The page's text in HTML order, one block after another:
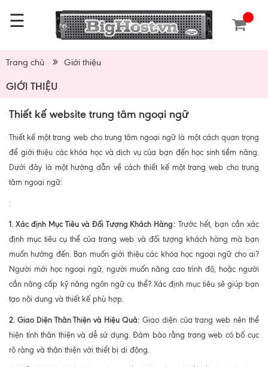
☰
Trang chủ Giới thiệu
GIỚI THIỆU
Thiết kế website trung tâm ngoại ngữ
Thiết kế một trang web cho trung tâm ngoại ngữ là một cách quan trọng
để giới thiệu các khóa học và dịch vụ của bạn đến học sinh tiềm năng.
Dưới đây là một hướng dẫn về cách thiết kế một trang web cho trung
tâm ngoại ngữ:
:
1. Xác định Mục Tiêu và Đối Tượng Khách Hàng: Trước hết, bạn cần xác
định mục tiêu cụ thể của trang web và đối tượng khách hàng mà bạn
muốn hướng đến. Bạn muốn giới thiệu các khóa học ngoại ngữ cho ai?
Người mới học ngoại ngữ, người muốn nâng cao trình độ, hoặc người
cần nâng cấp kỹ năng ngôn ngữ cụ thể? Xác định mục tiêu sẽ giúp bạn
tạo nội dung và thiết kế phù hợp.
2. Giao Diện Thân Thiện và Hiệu Quả: Giao diện của trang web nên thể
hiện tính thân thiện và dễ sử dụng. Đảm bảo rằng trang web có bố cục
rõ ràng và thân thiện với thiết bị di động.